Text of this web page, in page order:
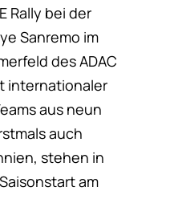
Rally bei der
Sanremo im
des ADAC
internationaler
aus neun
auch
stehen in
am